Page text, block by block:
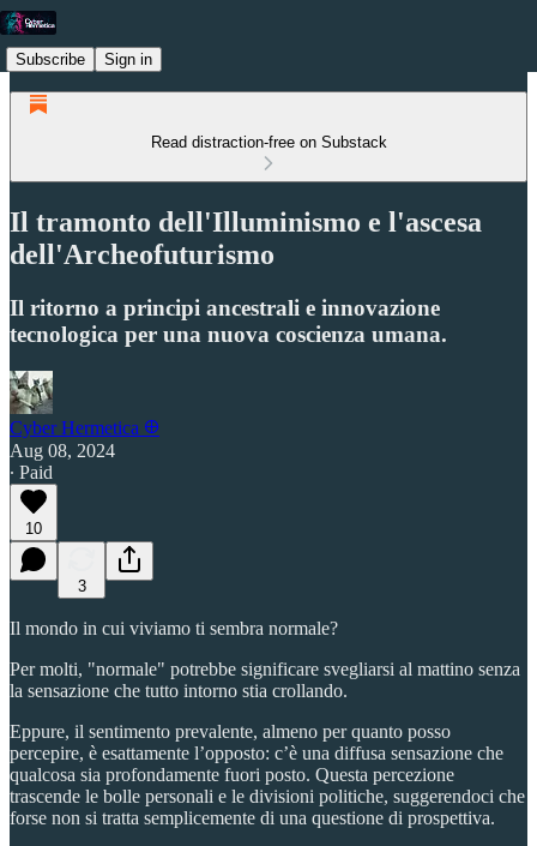
Subscribe Sign in
Read distraction-free on Substack
Il tramonto dell'Illuminismo e l'ascesa
dell'Archeofuturismo
Il ritorno a principi ancestrali e innovazione
tecnologica per una nuova coscienza umana.
Cyber Hermetica 𐀏
Aug 08, 2024
∙ Paid
10
3
Il mondo in cui viviamo ti sembra normale?
Per molti, "normale" potrebbe significare svegliarsi al mattino senza
la sensazione che tutto intorno stia crollando.
Eppure, il sentimento prevalente, almeno per quanto posso
percepire, è esattamente l’opposto: c’è una diffusa sensazione che
qualcosa sia profondamente fuori posto. Questa percezione
trascende le bolle personali e le divisioni politiche, suggerendoci che
forse non si tratta semplicemente di una questione di prospettiva.